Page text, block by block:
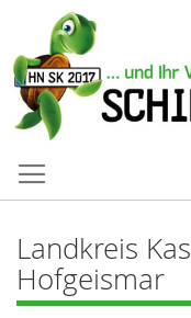
Landkreis
Hofgeismar